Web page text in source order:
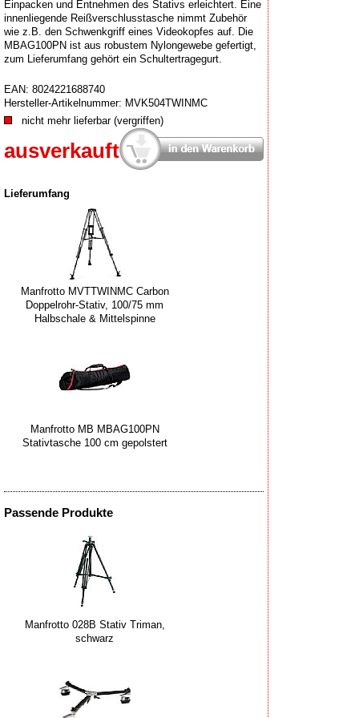
Einpacken und Entnehmen des Stativs erleichtert. Eine
innenliegende Reißverschlusstasche nimmt Zubehör
wie z.B. den Schwenkgriff eines Videokopfes auf. Die
MBAG100PN ist aus robustem Nylongewebe gefertigt,
zum Lieferumfang gehört ein Schultertragegurt.
EAN: 8024221688740
Hersteller-Artikelnummer: MVK504TWINMC
nicht mehr lieferbar (vergriffen)
ausverkauft
Lieferumfang
Manfrotto MVTTWINMC Carbon
Doppelrohr-Stativ, 100/75 mm
Halbschale & Mittelspinne
Manfrotto MB MBAG100PN
Stativtasche 100 cm gepolstert
Passende Produkte
Manfrotto 028B Stativ Triman,
schwarz